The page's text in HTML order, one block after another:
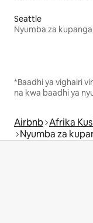
Seattle
*Baadhi ya vighairi
na kwa baadhi ya
Airbnb Afrika
Nyumba za